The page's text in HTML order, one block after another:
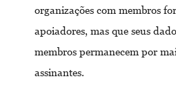
organizações com membros
apoiadores, mas que seus
membros permanecem por
assinantes.